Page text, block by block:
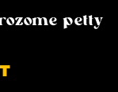
petty